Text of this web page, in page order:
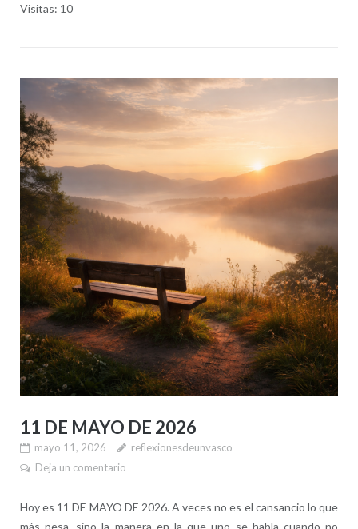
Visitas: 10
11 DE MAYO DE 2026
mayo 11, 2026
reflexionesdeunvasco
Deja un comentario
Hoy es 11 DE MAYO DE 2026. A veces no es el cansancio lo que
más pesa, sino la manera en la que uno se habla cuando no